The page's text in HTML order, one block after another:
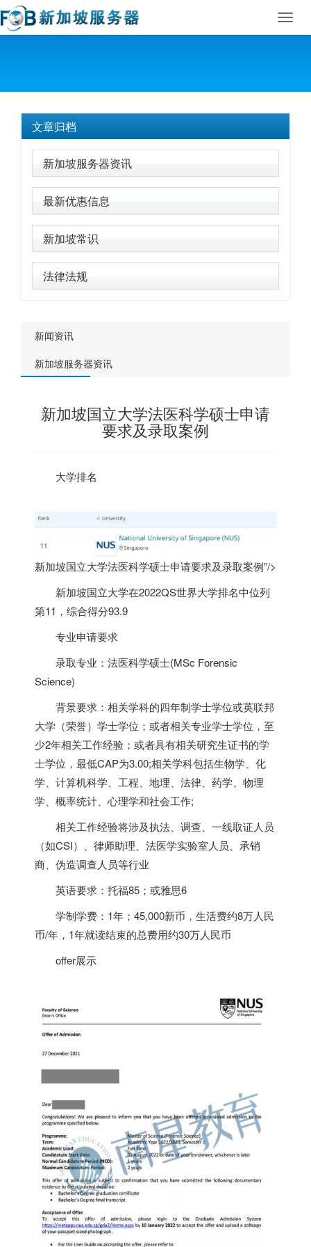
文章归档
新加坡服务器资讯
最新优惠信息
新加坡常识
法律法规
新闻资讯
新加坡服务器资讯
新加坡国立大学法医科学硕士申请
要求及录取案例
大学排名
新加坡国立大学法医科学硕士申请要求及录取案例”/>
新加坡国立大学在2022QS世界大学排名中位列
第11，综合得分93.9
专业申请要求
录取专业：法医科学硕士(MSc Forensic
Science)
背景要求：相关学科的四年制学士学位或英联邦
大学（荣誉）学士学位；或者相关专业学士学位，至
少2年相关工作经验；或者具有相关研究生证书的学
士学位，最低CAP为3.00;相关学科包括生物学、化
学、计算机科学、工程、地理、法律、药学、物理
学、概率统计、心理学和社会工作;
相关工作经验将涉及执法、调查、一线取证人员
（如CSI）、律师助理、法医学实验室人员、承销
商、伪造调查人员等行业
英语要求：托福85；或雅思6
学制学费：1年；45,000新币，生活费约8万人民
币/年，1年就读结束的总费用约30万人民币
offer展示